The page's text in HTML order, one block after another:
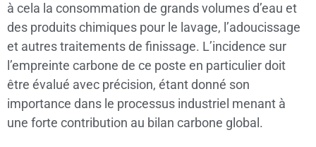
à cela la consommation de grands volumes d’eau et
des produits chimiques pour le lavage, l’adoucissage
et autres traitements de finissage. L’incidence sur
l’empreinte carbone de ce poste en particulier doit
être évalué avec précision, étant donné son
importance dans le processus industriel menant à
une forte contribution au bilan carbone global.